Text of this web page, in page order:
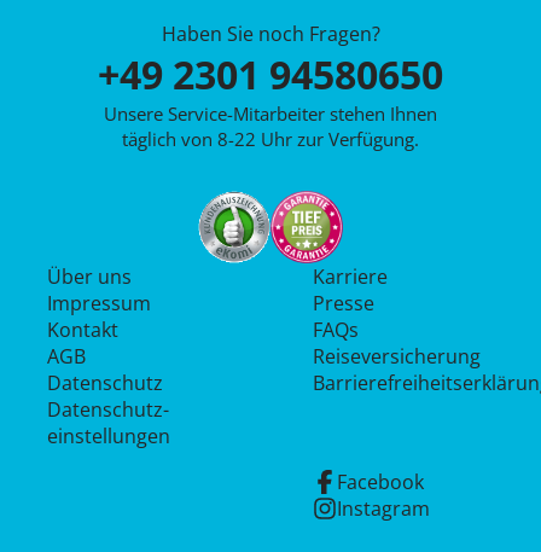
Haben Sie noch Fragen?
+49 2301 94580650
Unsere Service-Mitarbeiter stehen Ihnen
täglich von 8-22 Uhr zur Verfügung.
Über uns
Impressum
Kontakt
AGB
Datenschutz
Datenschutz­
einstellungen
Karriere
Presse
FAQs
Reiseversicherung
Facebook
Instagram